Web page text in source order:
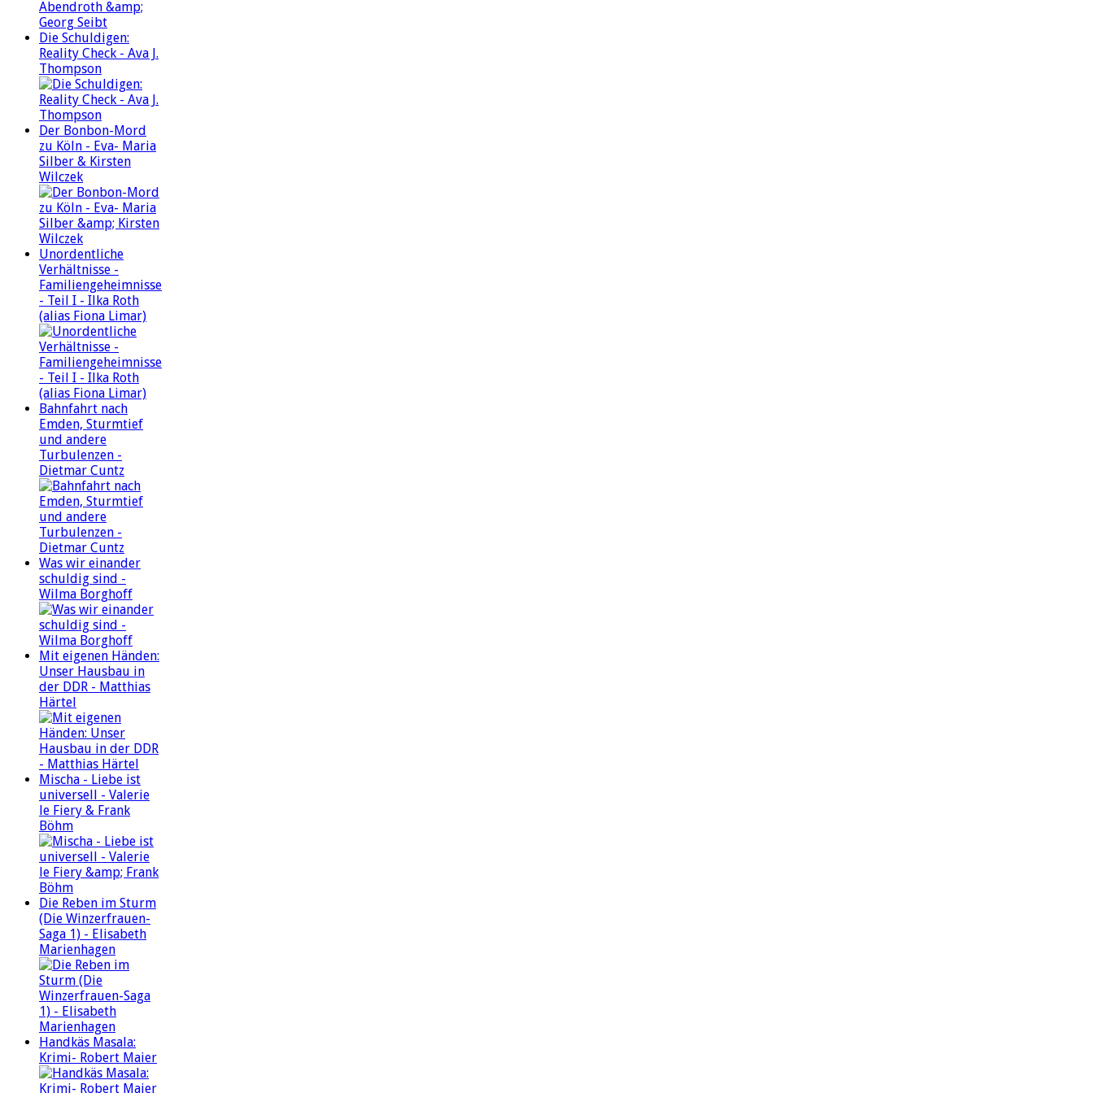
Die Schuldigen:
Reality Check - Ava J.
Thompson
Der Bonbon-Mord
zu Köln - Eva- Maria
Silber & Kirsten
Wilczek
Unordentliche
Verhältnisse -
Familiengeheimnisse
- Teil I - Ilka Roth
(alias Fiona Limar)
Bahnfahrt nach
Emden, Sturmtief
und andere
Turbulenzen -
Dietmar Cuntz
Was wir einander
schuldig sind -
Wilma Borghoff
Mit eigenen Händen:
Unser Hausbau in
der DDR - Matthias
Härtel
Mischa - Liebe ist
universell - Valerie
le Fiery & Frank
Böhm
Die Reben im Sturm
(Die Winzerfrauen-
Saga 1) - Elisabeth
Marienhagen
Handkäs Masala:
Krimi- Robert Maier